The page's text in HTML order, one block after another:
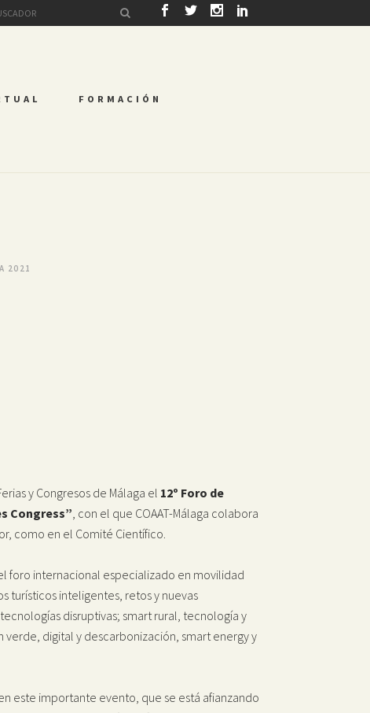
FORMACIÓN
2021
y Congresos de Málaga el 12º Foro de
Congress”, con el que COAAT-Málaga colabora
como en el Comité Científico.
foro internacional especializado en movilidad
turísticos inteligentes, retos y nuevas
disruptivas; smart rural, tecnología y
digital y descarbonización, smart energy y
este importante evento, que se está afianzando